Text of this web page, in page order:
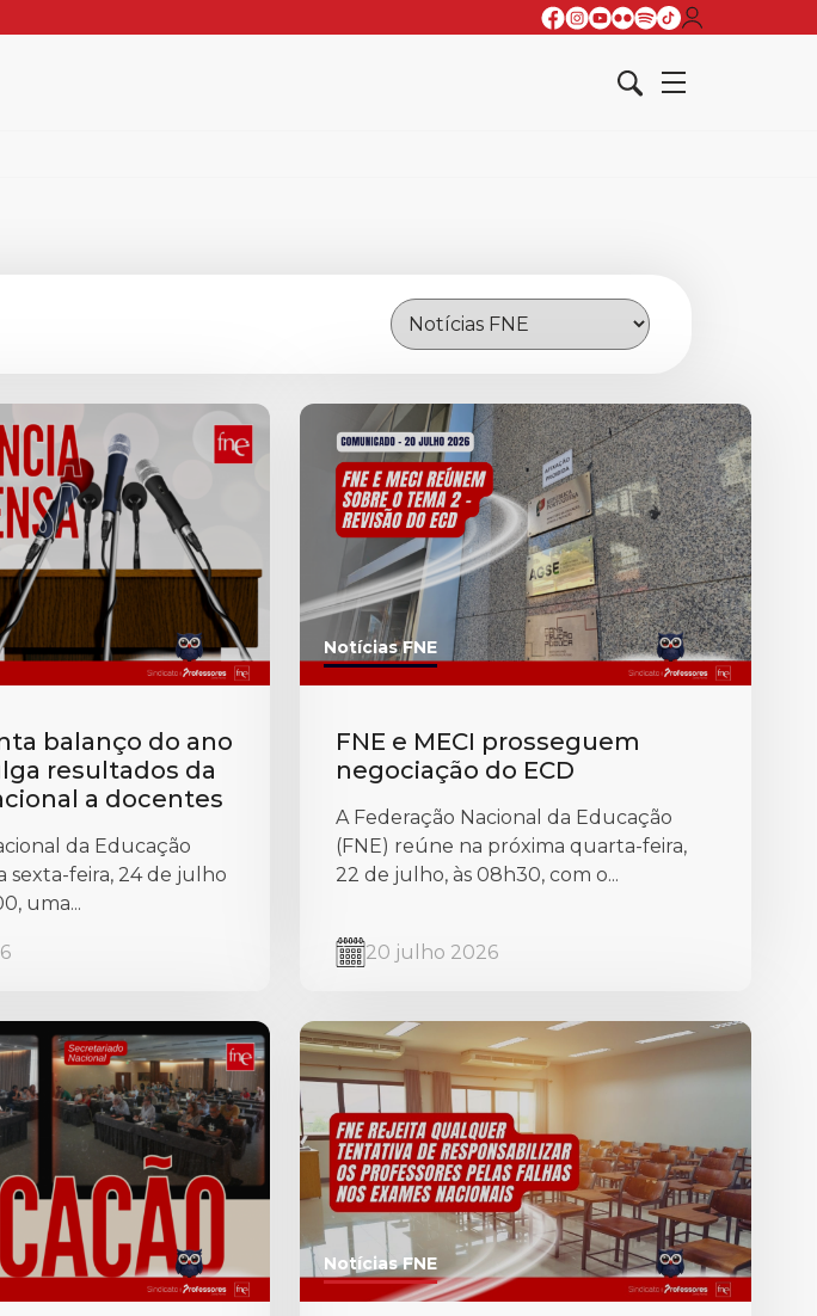
balanço do ano
resultados da
a docentes
da Educação
sexta-feira, 24 de julho
uma...
Notícias FNE
FNE e MECI prosseguem
negociação do ECD
A Federação Nacional da Educação
(FNE) reúne na próxima quarta-feira,
22 de julho, às 08h30, com o...
20 julho 2026
Notícias FNE